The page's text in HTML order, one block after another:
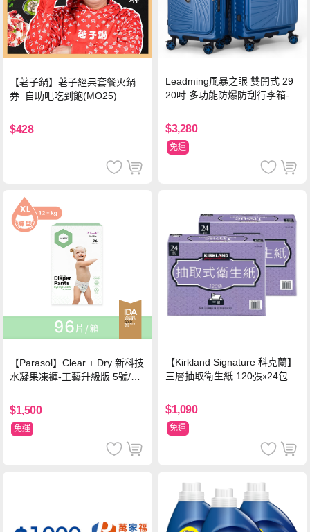
【荖子鍋】荖子經典套餐火鍋
券_自助吧吃到飽(MO25)
$428
Leadming風暴之眼 雙開式 29
20吋 多功能防爆防刮行李箱-海
$3,280
免運
【Parasol】Clear + Dry 新科技
水凝果凍褲-工藝升級版 5號/XL
$1,500
免運
【Kirkland Signature 科克蘭】
三層抽取衛生紙 120張x24包x2
$1,090
免運